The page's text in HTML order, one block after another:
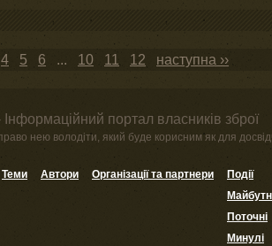
4 5 6 ... 10 11 12 наступна ››
портал власників зброї
нею володіти, який буде корисним як для
Теми Автори Організації та партнери
Події
Поточні
Минулі